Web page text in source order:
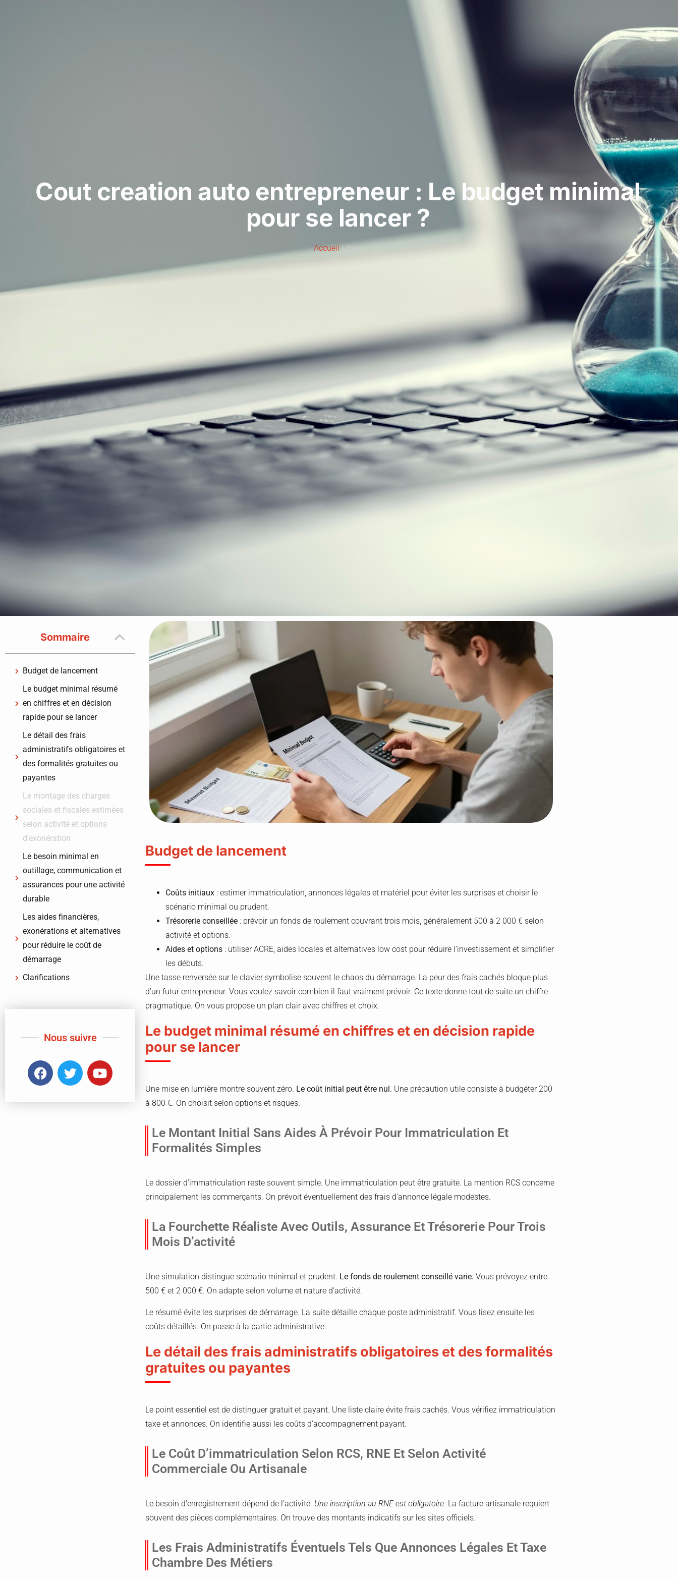
Cout creation auto entrepreneur : Le budget minimal
pour se lancer ?
Accueil/ Blog
Sommaire
Budget de lancement
Le budget minimal résumé
en chiffres et en décision
rapide pour se lancer
Le détail des frais
administratifs obligatoires et
des formalités gratuites ou
payantes
Le montage des charges
sociales et fiscales estimées
selon activité et options
d’exonération
Le besoin minimal en
outillage, communication et
assurances pour une activité
durable
Les aides financières,
exonérations et alternatives
pour réduire le coût de
démarrage
Clarifications
Nous suivre
Budget de lancement
Coûts initiaux : estimer immatriculation, annonces légales et matériel pour éviter les surprises et choisir le
scénario minimal ou prudent.
Trésorerie conseillée : prévoir un fonds de roulement couvrant trois mois, généralement 500 à 2 000 € selon
activité et options.
Aides et options : utiliser ACRE, aides locales et alternatives low cost pour réduire l’investissement et simplifier
les débuts.
Une tasse renversée sur le clavier symbolise souvent le chaos du démarrage. La peur des frais cachés bloque plus
d’un futur entrepreneur. Vous voulez savoir combien il faut vraiment prévoir. Ce texte donne tout de suite un chiffre
pragmatique. On vous propose un plan clair avec chiffres et choix.
Le budget minimal résumé en chiffres et en décision rapide
pour se lancer
Une mise en lumière montre souvent zéro. Le coût initial peut être nul. Une précaution utile consiste à budgéter 200
à 800 €. On choisit selon options et risques.
Le Montant Initial Sans Aides À Prévoir Pour Immatriculation Et
Formalités Simples
Le dossier d’immatriculation reste souvent simple. Une immatriculation peut être gratuite. La mention RCS concerne
principalement les commerçants. On prévoit éventuellement des frais d’annonce légale modestes.
La Fourchette Réaliste Avec Outils, Assurance Et Trésorerie Pour Trois
Mois D’activité
Une simulation distingue scénario minimal et prudent. Le fonds de roulement conseillé varie. Vous prévoyez entre
500 € et 2 000 €. On adapte selon volume et nature d’activité.
Le résumé évite les surprises de démarrage. La suite détaille chaque poste administratif. Vous lisez ensuite les
coûts détaillés. On passe à la partie administrative.
Le détail des frais administratifs obligatoires et des formalités
gratuites ou payantes
Le point essentiel est de distinguer gratuit et payant. Une liste claire évite frais cachés. Vous vérifiez immatriculation
taxe et annonces. On identifie aussi les coûts d’accompagnement payant.
Le Coût D’immatriculation Selon RCS, RNE Et Selon Activité
Commerciale Ou Artisanale
Le besoin d’enregistrement dépend de l’activité. Une inscription au RNE est obligatoire. La facture artisanale requiert
souvent des pièces complémentaires. On trouve des montants indicatifs sur les sites officiels.
Les Frais Administratifs Éventuels Tels Que Annonces Légales Et Taxe
Chambre Des Métiers